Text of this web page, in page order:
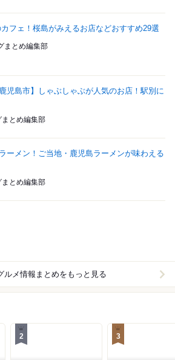
フェ！桜島がみえるお店などおすすめ29選
まとめ編集部
鹿児島市】しゃぶしゃぶが人気のお店！駅別に
まとめ編集部
ーメン！ご当地・鹿児島ラーメンが味わえる
とめ編集部
ルメ情報まとめをもっと見る
2 3